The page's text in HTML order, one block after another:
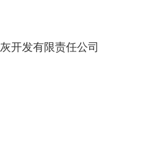
开发有限责任公司